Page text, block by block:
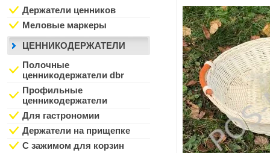
Держатели ценников
Меловые маркеры
ЦЕННИКОДЕРЖАТЕЛИ
Полочные
ценникодержатели dbr
Профильные
ценникодержатели
Для гастрономии
Держатели на прищепке
С зажимом для корзин